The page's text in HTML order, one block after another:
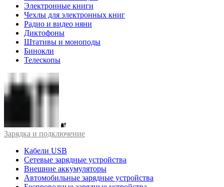
Электронные книги
Чехлы для электронных книг
Радио и видео няни
Диктофоны
Штативы и моноподы
Бинокли
Телескопы
Зарядка и подключение
Кабели USB
Сетевые зарядные устройства
Внешние аккумуляторы
Автомобильные зарядные устройства